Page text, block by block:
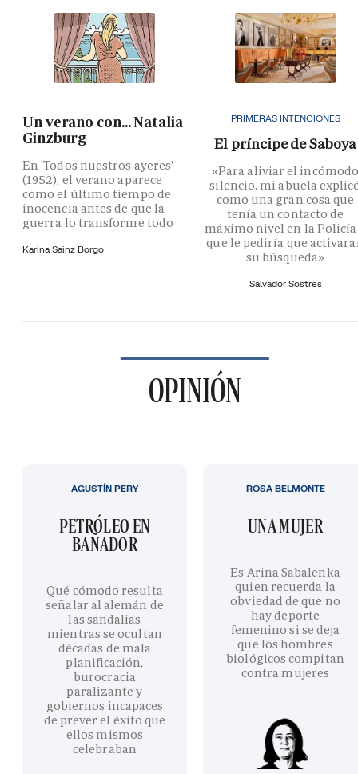
Un verano con... Natalia
Ginzburg
En 'Todos nuestros ayeres'
(1952), el verano aparece
como el último tiempo de
inocencia antes de que la
guerra lo transforme todo
Karina Sainz Borgo
PRIMERAS INTENCIONES
El príncipe de Saboya
«Para aliviar el incómodo
silencio, mi abuela
como una gran cosa que
tenía un contacto de
máximo nivel en la
que le pediría que
su búsqueda»
Salvador Sostres
OPINIÓN
PETRÓLEO EN
BAÑADOR
Qué cómodo resulta
señalar al alemán de
las sandalias
mientras se ocultan
décadas de mala
planificación,
burocracia
paralizante y
gobiernos incapaces
de prever el éxito que
ellos mismos
celebraban
AGUSTÍN PERY
UNA MUJER
Es Arina Sabalenka
quien recuerda la
obviedad de que no
hay deporte
femenino si se deja
que los hombres
biológicos compitan
contra mujeres
ROSA BELMONTE